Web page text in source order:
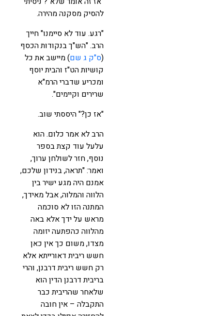
להסיק מסקנה מהירה.
"רגע. עוד לא סיימנו" חייך
הרב. "הש"ך בנקודות הכסף
(ס"ק ג שם) מיישב את כל
קושיות הט"ז והבית יוסף
ומכריע שדברי הרמ"א
שרירים וקיימים".
"אז כן?" היססתי שוב.
הרב לא אמר כלום. הוא
עלעל עוד קצת בספר
נוסף, חזר לשולחן ערוך,
ואמר: "תראה, בנידון שלכם,
אמנם היה מגע ישיר בין
הלווה והמלוה, אבל מאידך,
המתנה הזו לא סוכמה
מראש על ידך אלא באה
מהלווה כהפתעה יזומה
מצדו, משום כך אין כאן
חשש ריבית דאורייתא אלא
רק חשש ריבית דרבנן, והרי
בריבית דרבנן הדין הוא
שלאחר שהריבית כבר
התקבלה – אין חובה